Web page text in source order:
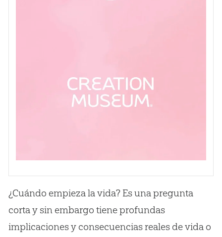
¿Cuándo empieza la vida? Es una pregunta
corta y sin embargo tiene profundas
implicaciones y consecuencias reales de vida o